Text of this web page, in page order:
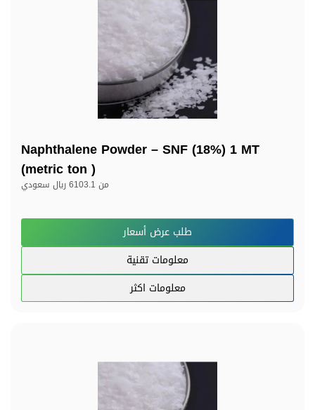
Naphthalene Powder – SNF (18%) 1 MT
(metric ton )
من 6103.1 ريال سعودي
طلب عرض أسعار
معلومات تقنية
معلومات اكثر